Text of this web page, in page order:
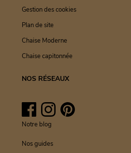
Gestion des cookies
Plan de site
Chaise Moderne
Chaise capitonnée
NOS RÉSEAUX
FacebookInstagramPinterest
Notre blog
Nos guides